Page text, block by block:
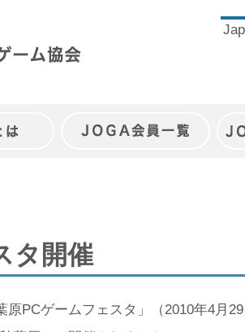
JOGA会員一覧
タ開催
PCゲームフェスタ」（2010年4月